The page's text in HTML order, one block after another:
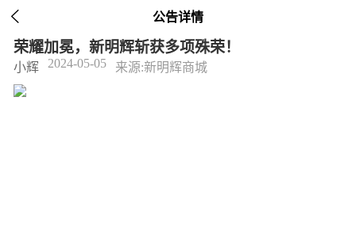
 公告详情
荣耀加冕，新明辉斩获多项殊荣！
小辉 2024-05-05 来源:新明辉商城